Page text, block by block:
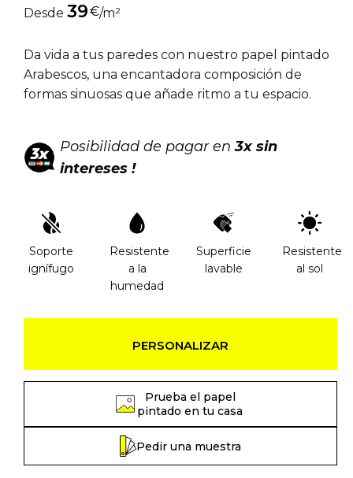
Desde 39€/m²
Da vida a tus paredes con nuestro papel pintado
Arabescos, una encantadora composición de
formas sinuosas que añade ritmo a tu espacio.
Posibilidad de pagar en3x sin
intereses !
Soporte
ignífugo
Resistente
a la
humedad
Superficie
lavable
Resistente
al sol
PERSONALIZAR
Prueba el papel
pintado en tu casa
Pedir una muestra